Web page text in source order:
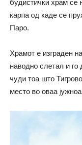
будистички храм се
карпа од каде се
Паро.
Храмот е изграден
наводно слетал и го
чуди тоа што
место во оваа